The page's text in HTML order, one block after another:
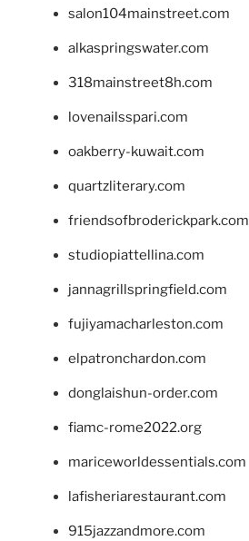
salon104mainstreet.com
alkaspringswater.com
318mainstreet8h.com
lovenailsspari.com
oakberry-kuwait.com
quartzliterary.com
friendsofbroderickpark.com
studiopiattellina.com
jannagrillspringfield.com
fujiyamacharleston.com
elpatronchardon.com
donglaishun-order.com
fiamc-rome2022.org
mariceworldessentials.com
lafisheriarestaurant.com
915jazzandmore.com